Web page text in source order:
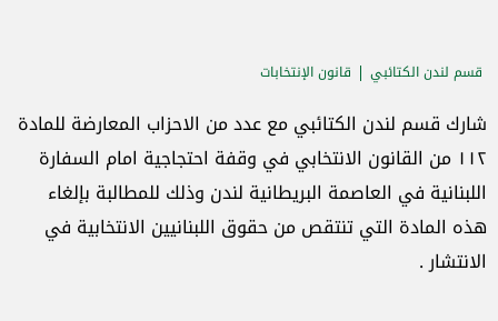
قسم لندن الكتائبي قانون الإنتخابات
شارك قسم لندن الكتائبي مع عدد من الاحزاب المعارضة للمادة
١١٢ من القانون الانتخابي في وقفة احتجاجية امام السفارة
اللبنانية في العاصمة البريطانية لندن وذلك للمطالبة بإلغاء
هذه المادة التي تنتقص من حقوق اللبنانيين الانتخابية في
الانتشار .